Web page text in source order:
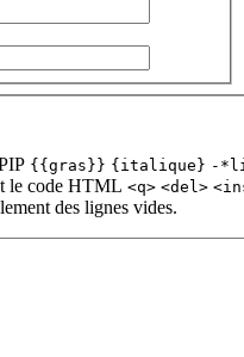
{{gras}} {italique} -
le code HTML <q> <del>
des lignes vides.